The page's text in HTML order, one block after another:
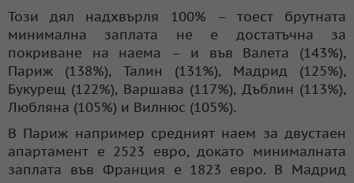
Този дял надхвърля 100% – тоест брутната
минимална заплата не е достатъчна за
покриване на наема – и във Валета (143%),
Париж (138%), Талин (131%), Мадрид (125%),
Букурещ (122%), Варшава (117%), Дъблин (113%),
Любляна (105%) и Вилнюс (105%).
В Париж например средният наем за двустаен
апартамент е 2523 евро, докато минималната
заплата във Франция е 1823 евро. В Мадрид